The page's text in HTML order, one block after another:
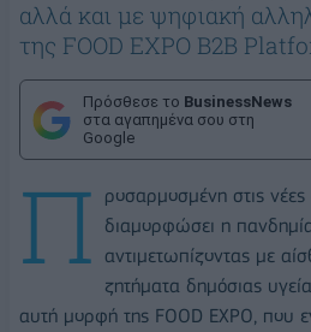
αλλά και με ψηφιακή
της FOOD EXPO B2B
Πρόσθεσε το BusinessNews
στα αγαπημένα σου στη
Google
Π
ροσαρμοσμένη στις
διαμορφώσει η
αντιμετωπίζοντας με
ζητήματα δημόσιας
αυτή μορφή της FOOD EXPO, που